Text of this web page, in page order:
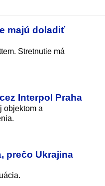
majú doladiť
Stretnutie má
Interpol Praha
objektom a
prečo Ukrajina